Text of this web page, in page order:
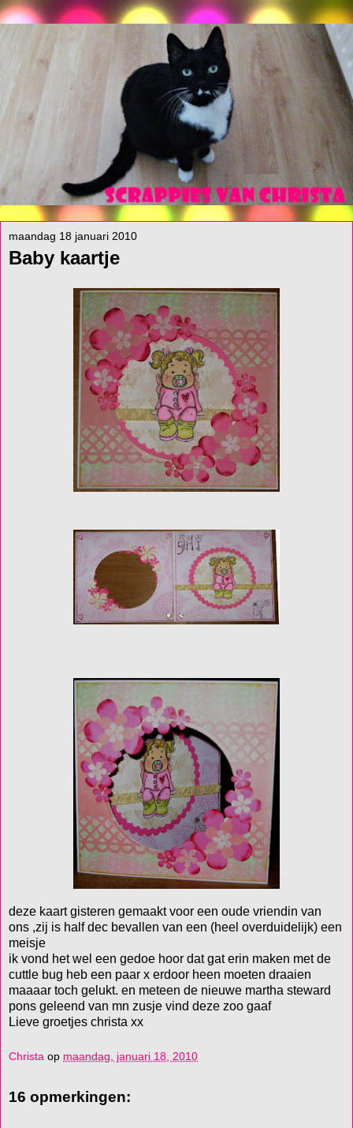
maandag 18 januari 2010
Baby kaartje
deze kaart gisteren gemaakt voor een oude vriendin van
ons ,zij is half dec bevallen van een (heel overduidelijk) een
meisje
ik vond het wel een gedoe hoor dat gat erin maken met de
cuttle bug heb een paar x erdoor heen moeten draaien
maaaar toch gelukt. en meteen de nieuwe martha steward
pons geleend van mn zusje vind deze zoo gaaf
Lieve groetjes christa xx
Christa op maandag, januari 18, 2010
16 opmerkingen: